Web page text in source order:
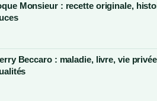
Monsieur : recette originale,
Beccaro : maladie, livre, vie